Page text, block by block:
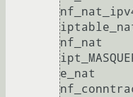
nf_nat
e_nat